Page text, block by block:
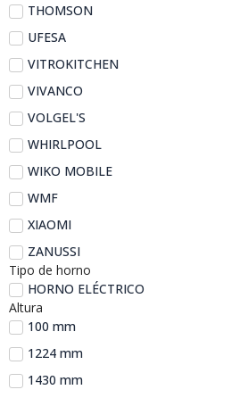
THOMSON
UFESA
VITROKITCHEN
VIVANCO
VOLGEL'S
WHIRLPOOL
WIKO MOBILE
WMF
XIAOMI
ZANUSSI
Tipo de horno
HORNO ELÉCTRICO
Altura
100 mm
1224 mm
1430 mm